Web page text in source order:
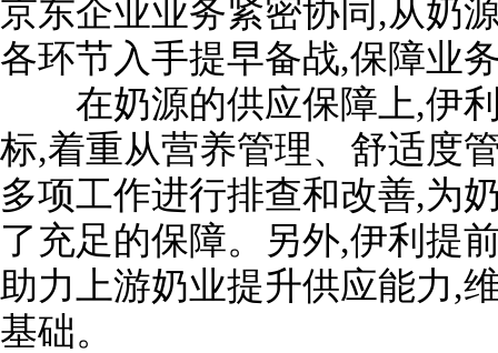
京东企业业务紧密协同,从奶
各环节入手提早备战,保障业
在奶源的供应保障上,伊利
标,着重从营养管理、舒适度
多项工作进行排查和改善,为
了充足的保障。另外,伊利提
助力上游奶业提升供应能力,
基础。